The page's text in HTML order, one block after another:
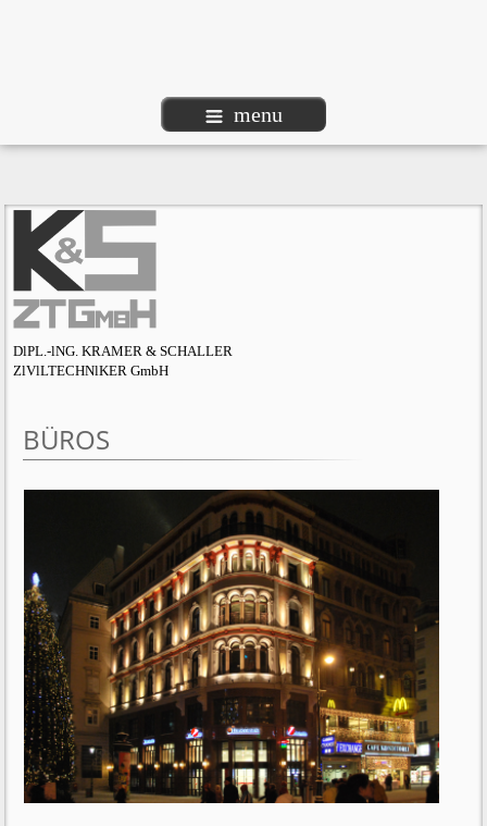
menu
DlPL.-lNG. KRAMER & SCHALLER
ZlVlLTECHNlKER GmbH
BÜROS